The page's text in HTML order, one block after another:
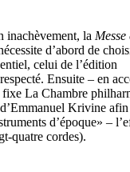
inachèvement, la Messe
d’abord de
celui de l’édition
Ensuite – en
La Chambre
Krivine
d’époque» –
quatre cordes).